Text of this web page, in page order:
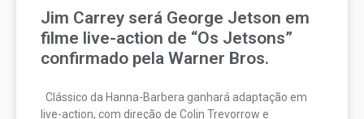
Jim Carrey será George Jetson em
filme live-action de “Os Jetsons”
confirmado pela Warner Bros.
Clássico da Hanna-Barbera ganhará adaptação em
live-action, com direção de Colin Trevorrow e